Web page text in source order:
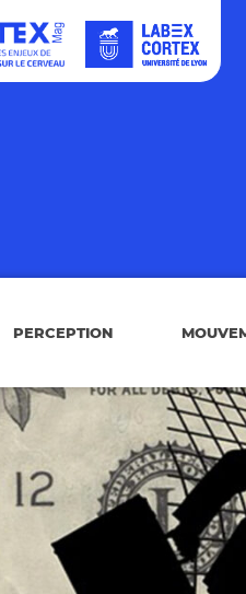
PERCEPTION